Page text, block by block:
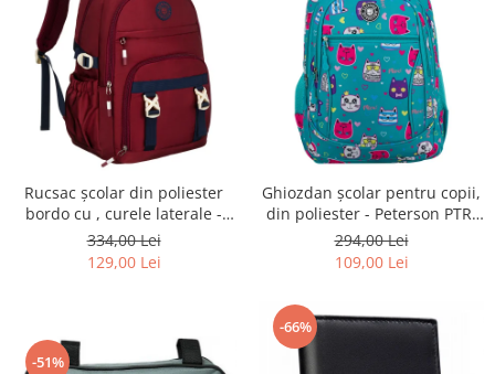
Rucsac școlar din poliester
bordo cu , curele laterale -
Peterson PTR-PTN 8594-1402
BORDO
334,00 Lei
129,00 Lei
Ghiozdan școlar pentru copii,
din poliester - Peterson PTR-
PTN BIEDRONKA G28
294,00 Lei
109,00 Lei
-51%
-66%